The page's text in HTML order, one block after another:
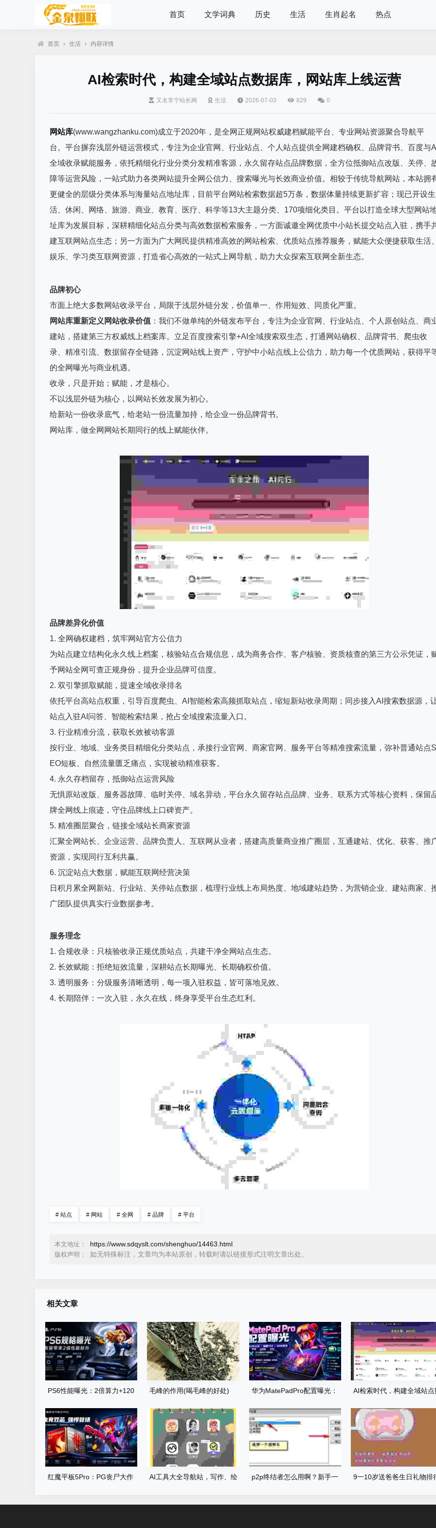
首页 文学词典 历史 生活 生肖起名 热点
首页 › 生活 › 内容详情
AI检索时代，构建全域站点数据库，网站库上线运营
又名常宁站长网 生活 2026-07-03 829 0
网站库(www.wangzhanku.com)成立于2020年，是全网正规网站权威建档赋能平台、专业网站资源聚合导航平
台。平台摒弃浅层外链运营模式，专注为企业官网、行业站点、个人站点提供全网建档确权、品牌背书、百度与
全域收录赋能服务，依托精细化行业分类分发精准客源，永久留存站点品牌数据，全方位抵御站点改版、关停、
障等运营风险，一站式助力各类网站提升全网公信力、搜索曝光与长效商业价值。相较于传统导航网站，本站拥
更健全的层级分类体系与海量站点地址库，目前平台网站检索数据超5万条，数据体量持续更新扩容；现已开设生
活、休闲、网络、旅游、商业、教育、医疗、科学等13大主题分类、170项细化类目。平台以打造全球大型网站
址库为发展目标，深耕精细化站点分类与高效数据检索服务，一方面诚邀全网优质中小站长提交站点入驻，携手
建互联网站点生态；另一方面为广大网民提供精准高效的网站检索、优质站点推荐服务，赋能大众便捷获取生活
娱乐、学习类互联网资源，打造省心高效的一站式上网导航，助力大众探索互联网全新生态。
品牌初心
市面上绝大多数网站收录平台，局限于浅层外链分发，价值单一、作用短效、同质化严重。
网站库重新定义网站收录价值 ：我们不做单纯的外链发布平台，专注为企业官网、行业站点、个人原创站点、商
建站，搭建第三方权威线上档案库。立足百度搜索引擎+AI全域搜索双生态，打通网站确权、品牌背书、爬虫收
录、精准引流、数据留存全链路，沉淀网站线上资产，守护中小站点线上公信力，助力每一个优质网站，获得平
的全网曝光与商业机遇。
收录，只是开始；赋能，才是核心。
不以浅层外链为核心，以网站长效发展为初心。
给新站一份收录底气，给老站一份流量加持，给企业一份品牌背书。
网站库，做全网网站长期同行的线上赋能伙伴。
品牌差异化价值
1. 全网确权建档，筑牢网站官方公信力
为站点建立结构化永久线上档案，核验站点合规信息，成为商务合作、客户核验、资质核查的第三方公示凭证，
予网站全网可查正规身份，提升企业品牌可信度。
2. 双引擎抓取赋能，提速全域收录排名
依托平台高站点权重，引导百度爬虫、AI智能检索高频抓取站点，缩短新站收录周期；同步接入AI搜索数据源，
站点入驻AI问答、智能检索结果，抢占全域搜索流量入口。
3. 行业精准分流，获取长效被动客源
按行业、地域、业务类目精细化分类站点，承接行业官网、商家官网、服务平台等精准搜索流量，弥补普通站点S
EO短板、自然流量匮乏痛点，实现被动精准获客。
4. 永久存档留存，抵御站点运营风险
无惧原站改版、服务器故障、临时关停、域名异动，平台永久留存站点品牌、业务、联系方式等核心资料，保留
牌全网线上痕迹，守住品牌线上口碑资产。
5. 精准圈层聚合，链接全域站长商家资源
汇聚全网站长、企业运营、品牌负责人、互联网从业者，搭建高质量商业推广圈层，互通建站、优化、获客、推
资源，实现同行互利共赢。
6. 沉淀站点大数据，赋能互联网经营决策
日积月累全网新站、行业站、关停站点数据，梳理行业线上布局热度、地域建站趋势，为营销企业、建站商家、
广团队提供真实行业数据参考。
服务理念
1. 合规收录：只核验收录正规优质站点，共建干净全网站点生态。
2. 长效赋能：拒绝短效流量，深耕站点长期曝光、长期确权价值。
3. 透明服务：分级服务清晰透明，每一项入驻权益，皆可落地见效。
4. 长期陪伴：一次入驻，永久在线，终身享受平台生态红利。
# 站点 # 网站 # 全网 # 品牌 # 平台
本文地址： https://www.sdqyslt.com/shenghuo/14463.html
版权声明： 如无特殊标注，文章均为本站原创，转载时请以链接形式注明文章出处。
相关文章
PS6性能曝光：2倍算力+120
世界
毛峰的作用(喝毛峰的好处)
华为MatePadPro配置曝光：
AI检索时代，构建全域站点
红魔平板5Pro：PG丧尸大作
AI工具大全导航站，写作、绘
p2p终结者怎么用啊？新手一
9一10岁送爸爸生日礼物排